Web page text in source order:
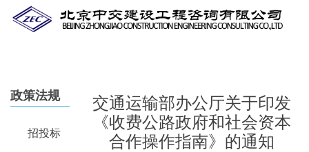
政策法规
招投标
交通运输部办公厅关于印发
《收费公路政府和社会资本
合作操作指南》的通知